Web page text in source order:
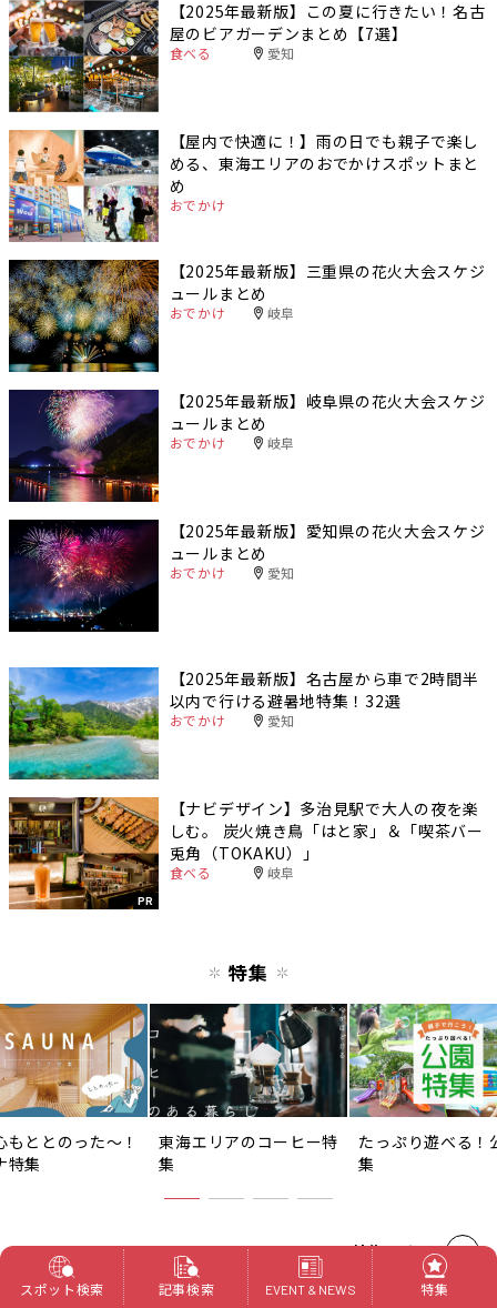
【2025年最新版】この夏に行きたい！名古
屋のビアガーデンまとめ【7選】
食べる 愛知
【屋内で快適に！】雨の日でも親子で楽し
める、東海エリアのおでかけスポットまと
め
おでかけ
【2025年最新版】三重県の花火大会スケジ
ュールまとめ
おでかけ 岐阜
【2025年最新版】岐阜県の花火大会スケジ
ュールまとめ
おでかけ 岐阜
【2025年最新版】愛知県の花火大会スケジ
ュールまとめ
おでかけ 愛知
【2025年最新版】名古屋から車で2時間半
以内で行ける避暑地特集！32選
おでかけ 愛知
PR
【ナビデザイン】多治見駅で大人の夜を楽
しむ。 炭火焼き鳥「はと家」＆「喫茶バー
兎角（TOKAKU）」
食べる 岐阜
特集
もととのった〜！
特集
東海エリアのコーヒー特
集
たっぷり遊べる！
集
特集一覧へ
スポット検索 記事検索 EVENT & NEWS 特集